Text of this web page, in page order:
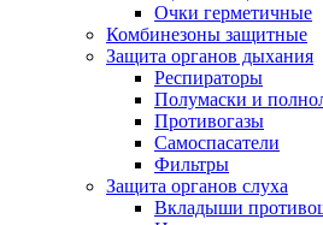
Очки герметичные
Комбинезоны защитные
Защита органов дыхания
Респираторы
Полумаски и
Противогазы
Самоспасатели
Фильтры
Защита органов слуха
Вкладыши